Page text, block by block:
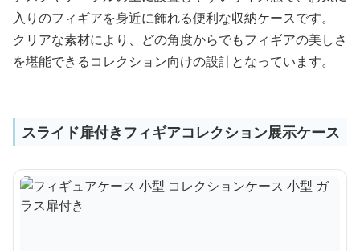
入りのフィギアを身近に飾れる便利な収納ケースです。
クリアな素材により、どの角度からでもフィギアの美しさ
を堪能できるコレクション向けの設計となっています。
スライド扉付きフィギアコレクション展示ケース